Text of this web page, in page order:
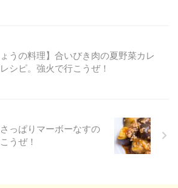
ょうの料理】合いびき肉の夏野菜カレ
シピ。強火で行こうぜ！
っぱりマーボーなすの
うぜ！